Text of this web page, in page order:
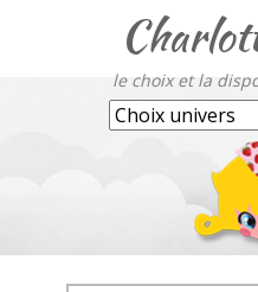
le choix et la